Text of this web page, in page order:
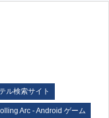
ル検索サイト
Arc - Android ゲーム